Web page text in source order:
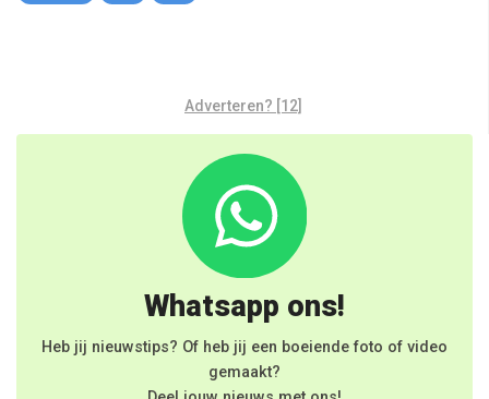
Adverteren? [12]
Whatsapp ons!
Heb jij nieuwstips? Of heb jij een boeiende foto of video
gemaakt?